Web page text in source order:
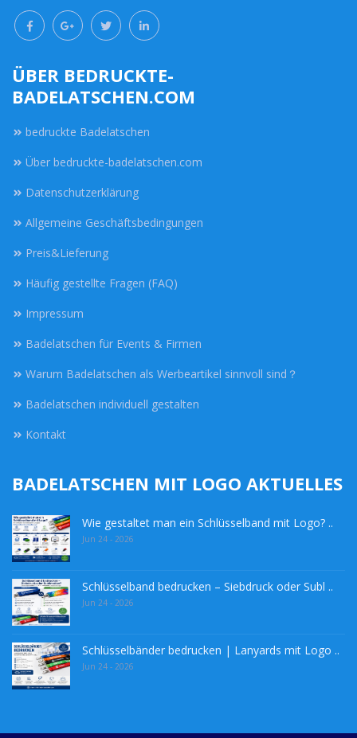
ÜBER BEDRUCKTE-
BADELATSCHEN.COM
bedruckte Badelatschen
Über bedruckte-badelatschen.com
Datenschutzerklärung
Allgemeine Geschäftsbedingungen
Preis&Lieferung
Häufig gestellte Fragen (FAQ)
Impressum
Badelatschen für Events & Firmen
Warum Badelatschen als Werbeartikel sinnvoll sind？
Badelatschen individuell gestalten
Kontakt
BADELATSCHEN MIT LOGO AKTUELLES
Wie gestaltet man ein Schlüsselband mit Logo? ..
Jun 24 - 2026
Schlüsselband bedrucken – Siebdruck oder Subl ..
Jun 24 - 2026
Schlüsselbänder bedrucken | Lanyards mit Logo ..
Jun 24 - 2026